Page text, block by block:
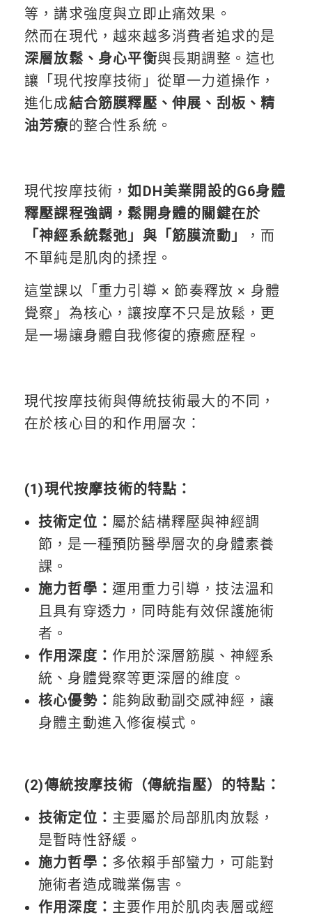
等，講求強度與立即止痛效果。
然而在現代，越來越多消費者追求的是
深層放鬆、身心平衡與長期調整。這也
讓「現代按摩技術」從單一力道操作，
進化成結合筋膜釋壓、伸展、刮板、精
油芳療的整合性系統。
現代按摩技術，如DH美業開設的G6身體
釋壓課程強調，鬆開身體的關鍵在於
「神經系統鬆弛」與「筋膜流動」
，而
不單純是肌肉的揉捏。
這堂課以「重力引導 × 節奏釋放 × 身體
覺察」為核心，讓按摩不只是放鬆，更
是一場讓身體自我修復的療癒歷程。
現代按摩技術與傳統技術最大的不同，
在於核心目的和作用層次：
(1)現代按摩技術的特點：
技術定位： 屬於結構釋壓與神經調
節，是一種預防醫學層次的身體素養
課。
施力哲學： 運用重力引導，技法溫和
且具有穿透力，同時能有效保護施術
者。
作用深度： 作用於深層筋膜、神經系
統、身體覺察等更深層的維度。
核心優勢： 能夠啟動副交感神經，讓
身體主動進入修復模式。
(2)傳統按摩技術（傳統指壓）的特點：
技術定位： 主要屬於局部肌肉放鬆，
是暫時性舒緩。
施力哲學： 多依賴手部蠻力，可能對
施術者造成職業傷害。
作用深度： 主要作用於肌肉表層或經